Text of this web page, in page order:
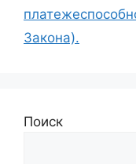
Закона).
Поиск